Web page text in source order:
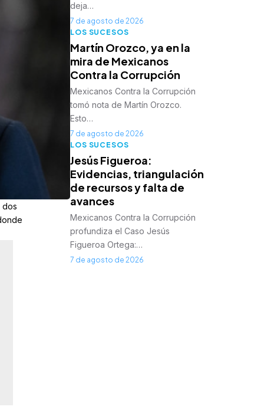
dos
deja…
7 de agosto de 2026
LOS SUCESOS
Martín Orozco, ya en la
mira de Mexicanos
Contra la Corrupción
Mexicanos Contra la Corrupción
tomó nota de Martín Orozco.
Esto…
7 de agosto de 2026
LOS SUCESOS
Jesús Figueroa:
Evidencias, triangulación
de recursos y falta de
avances
Mexicanos Contra la Corrupción
profundiza el Caso Jesús
Figueroa Ortega:…
7 de agosto de 2026